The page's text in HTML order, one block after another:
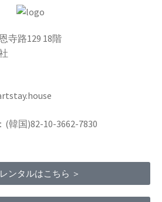
寺路129 18階
韓国)82-10-3662-7830
ンタルはこちら ＞